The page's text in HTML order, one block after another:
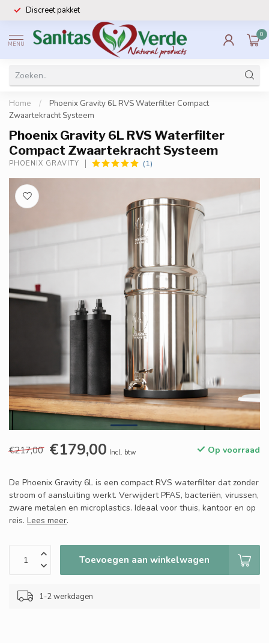
Discreet pakket
MENU
0
Home /
Phoenix Gravity 6L RVS Waterfilter Compact
Zwaartekracht Systeem
Phoenix Gravity 6L RVS Waterfilter
Compact Zwaartekracht Systeem
PHOENIX GRAVITY (1)
€217,00 €179,00 Incl. btw Op voorraad
De Phoenix Gravity 6L is een compact RVS waterfilter dat zonder
stroom of aansluiting werkt. Verwijdert PFAS, bacteriën, virussen,
zware metalen en microplastics. Ideaal voor thuis, kantoor en op
reis. Lees meer.
Toevoegen aan winkelwagen
1-2 werkdagen